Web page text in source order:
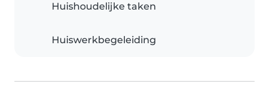
Huishoudelijke taken
Huiswerkbegeleiding